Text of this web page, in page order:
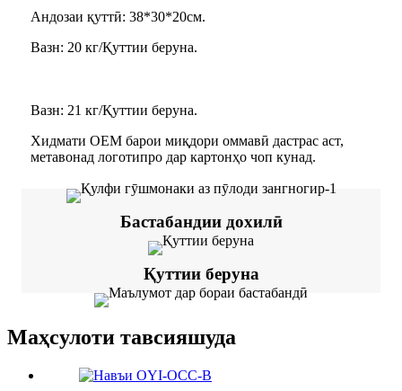
Андозаи қуттӣ: 38*30*20см.
Вазн: 20 кг/Қуттии беруна.
Вазн: 21 кг/Қуттии беруна.
Хидмати OEM барои миқдори оммавӣ дастрас аст,
метавонад логотипро дар картонҳо чоп кунад.
Бастабандии дохилӣ
Қуттии беруна
Маҳсулоти тавсияшуда